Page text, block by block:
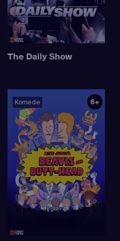
The Daily Show
Komedie 6+